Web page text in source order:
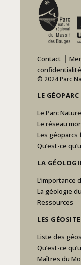
Contact |
confidentialité
© 2024 Parc
LE
Le Parc
Le réseau
Les géoparcs
Qu’est-ce
LA
L’importance
La géologie
Ressources
LES
Liste des
Qu’est-ce
Maîtres du